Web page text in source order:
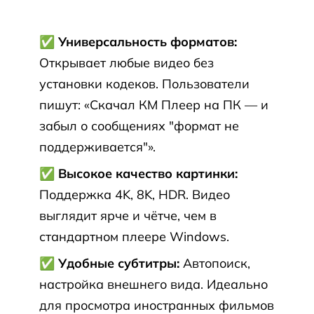
✅ Универсальность форматов:
Открывает любые видео без
установки кодеков. Пользователи
пишут: «Скачал КМ Плеер на ПК — и
забыл о сообщениях "формат не
поддерживается"».
✅ Высокое качество картинки:
Поддержка 4K, 8K, HDR. Видео
выглядит ярче и чётче, чем в
стандартном плеере Windows.
✅ Удобные субтитры: Автопоиск,
настройка внешнего вида. Идеально
для просмотра иностранных фильмов